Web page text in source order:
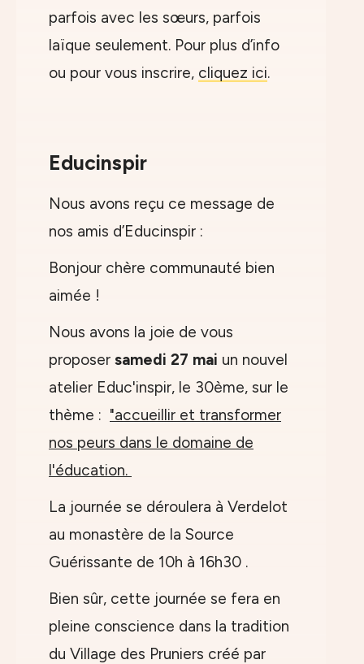
parfois avec les sœurs, parfois
laïque seulement. Pour plus d’info
ou pour vous inscrire, cliquez ici.
Educinspir
Nous avons reçu ce message de
nos amis d’Educinspir :
Bonjour chère communauté bien
aimée !
Nous avons la joie de vous
proposer samedi 27 mai un nouvel
atelier Educ'inspir, le 30ème, sur le
thème : "accueillir et transformer
nos peurs dans le domaine de
l'éducation.
La journée se déroulera à Verdelot
au monastère de la Source
Guérissante de 10h à 16h30 .
Bien sûr, cette journée se fera en
pleine conscience dans la tradition
du Village des Pruniers créé par